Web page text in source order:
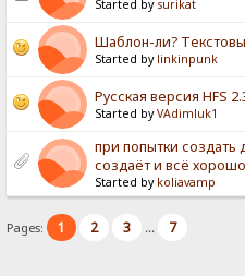
Started by surikat
Шаблон-ли?
Started by linkinpunk
Русская версия HFS
Started byVAdimluk1
при попытки создать
создаёт и всё
Started by koliavamp
Pages: 1 2 3 ... 7